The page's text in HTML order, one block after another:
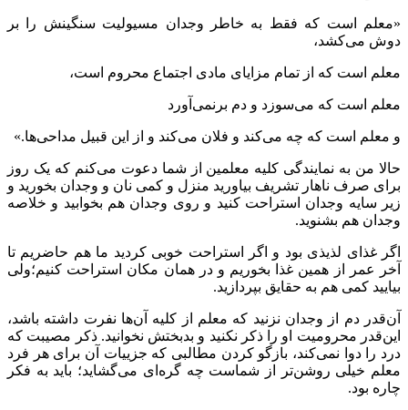
«معلم است که فقط به خاطر وجدان مسیولیت سنگینش را بر
دوش می‌کشد،
معلم است که از تمام مزایای مادی اجتماع محروم است،
معلم است که می‌سوزد و دم برنمی‌آورد
و معلم است که چه می‌کند و فلان می‌کند و از این قبیل مداحی‌ها.»
حالا من به نمایندگی کلیه معلمین از شما دعوت می‌کنم که یک روز
برای صرف ناهار تشریف بیاورید منزل و کمی نان و وجدان بخورید و
زیر سایه وجدان استراحت کنید و روی وجدان هم بخوابید و خلاصه
وجدان هم بشنوید.
اگر غذای لذیذی بود و اگر استراحت خوبی کردید ما هم حاضریم تا
آخر عمر از همین غذا بخوریم و در همان مکان استراحت کنیم؛‌ولی
بیایید کمی هم به حقایق بپردازید.
آن‌قدر دم از وجدان نزنید که معلم از کلیه آن‌ها نفرت داشته باشد،
این‌قدر محرومیت او را ذکر نکنید و بدبختش نخوانید. ذکر مصیبت که
درد را دوا نمی‌کند، بازگو کردن مطالبی که جزییات آن برای هر فرد
معلم خیلی روشن‌تر از شماست چه گره‌ای می‌گشاید؛ باید به فکر
چاره بود.